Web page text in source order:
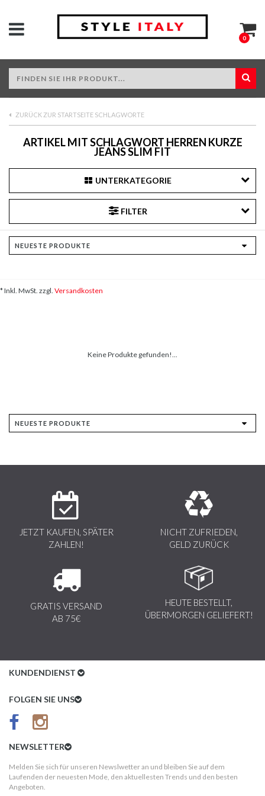
0
ZURÜCK ZUR STARTSEITE SCHLAGWORTE
ARTIKEL MIT SCHLAGWORT HERREN KURZE
JEANS SLIM FIT
UNTERKATEGORIE
FILTER
* Inkl. MwSt. zzgl. Versandkosten
Keine Produkte gefunden!...
JETZT KAUFEN, SPÄTER
ZAHLEN!
NICHT ZUFRIEDEN,
GELD ZURÜCK
GRATIS VERSAND
AB 75€
HEUTE BESTELLT,
ÜBERMORGEN GELIEFERT!
KUNDENDIENST
Kundenservice
AGB
Kundeninformationen
FOLGEN SIE UNS
NEWSLETTER
Melden Sie sich für unseren Newslwetter an und bleiben Sie auf dem
Laufenden der neuesten Mode, den aktuellesten Trends und den besten
Angeboten.